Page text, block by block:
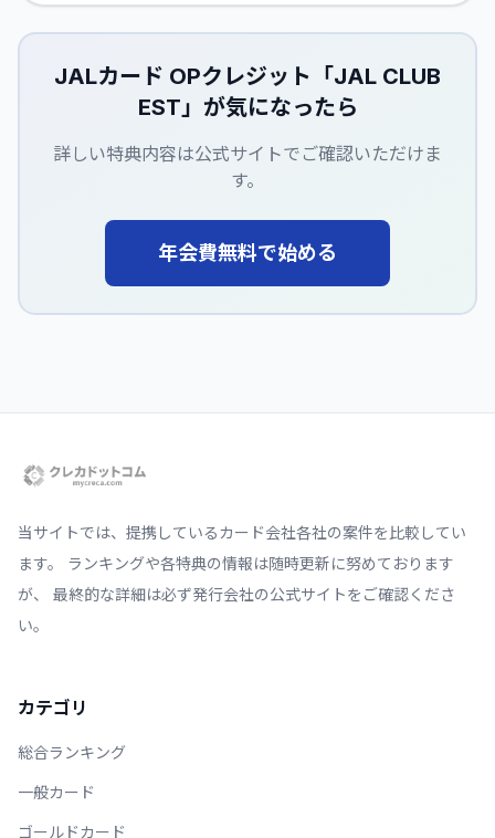
JALカード OPクレジット「JAL CLUB
EST」 が気になったら
詳しい特典内容は公式サイトでご確認いただけま
す。
年会費無料で始める
当サイトでは、提携しているカード会社各社の案件を比較してい
ます。 ランキングや各特典の情報は随時更新に努めております
が、 最終的な詳細は必ず発行会社の公式サイトをご確認くださ
い。
カテゴリ
総合ランキング
一般カード
ゴールドカード